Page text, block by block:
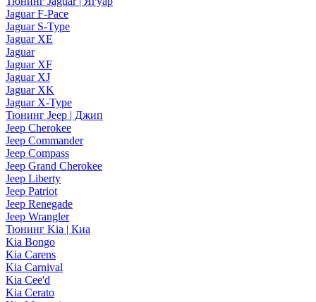
Jaguar F-Pace
Jaguar S-Type
Jaguar XE
Jaguar
Jaguar XF
Jaguar XJ
Jaguar XK
Jaguar X-Type
Тюнинг Jeep | Джип
Jeep Cherokee
Jeep Commander
Jeep Compass
Jeep Grand Cherokee
Jeep Liberty
Jeep Patriot
Jeep Renegade
Jeep Wrangler
Тюнинг Kia | Киа
Kia Bongo
Kia Carens
Kia Carnival
Kia Cee'd
Kia Cerato